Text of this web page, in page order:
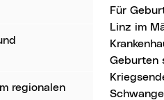
Für Geburten und Abtreibungen dieser Frauen wurden im Hof der Landesfrauenklinik in
Linz im
Geburten